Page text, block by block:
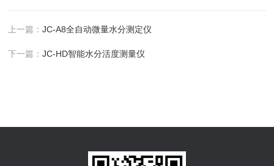
上一篇：JC-A8全自动微量水分测定仪
下一篇：JC-HD智能水分活度测量仪